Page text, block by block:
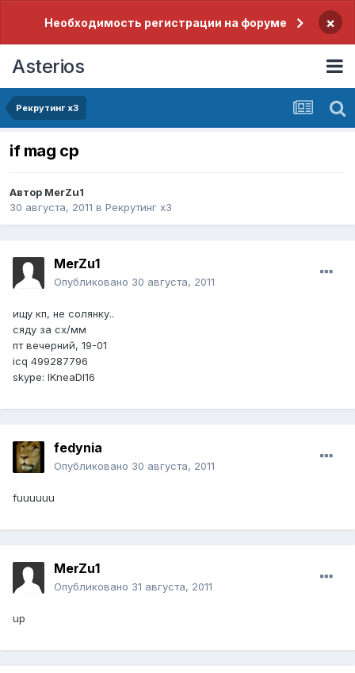
Необходимость регистрации на форуме ×
Asterios
Рекрутинг x3
if mag cp
Автор MerZu1
30 августа, 2011 в Рекрутинг x3
MerZu1
Опубликовано 30 августа, 2011
ищу кп, не солянку..
сяду за сх/мм
пт вечерний, 19-01
icq 499287796
skype: lKneaDl16
fedynia
Опубликовано 30 августа, 2011
fuuuuuu
MerZu1
Опубликовано 31 августа, 2011
up